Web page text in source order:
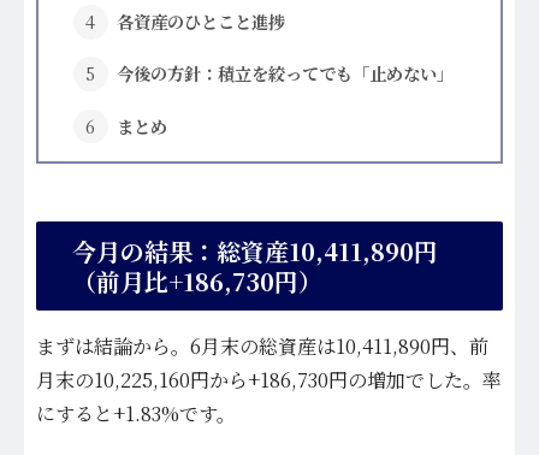
各資産のひとこと進捗
今後の方針：積立を絞ってでも「止めない」
まとめ
今月の結果：総資産10,411,890円
（前月比+186,730円）
まずは結論から。6月末の総資産は10,411,890円、前
月末の10,225,160円から+186,730円の増加でした。率
にすると+1.83%です。